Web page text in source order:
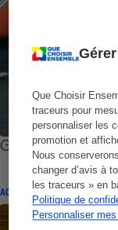
Que Choisir
traceurs pour
personnaliser les
promotion et
Nous
changer d’avis à
les traceurs » en
Politique de
Personnaliser
Garanties - Les
ACTUALITÉ